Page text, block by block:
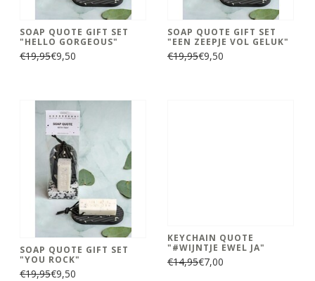
SOAP QUOTE GIFT SET
"HELLO GORGEOUS"
€19,95€9,50
SOAP QUOTE GIFT SET
"EEN ZEEPJE VOL GELUK"
€19,95€9,50
SOAP QUOTE GIFT SET
"YOU ROCK"
€19,95€9,50
KEYCHAIN QUOTE
"#WIJNTJE EWEL JA"
€14,95€7,00